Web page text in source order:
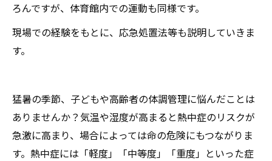
ろんですが、体育館内での運動も同様です。
現場での経験をもとに、応急処置法等も説明していきま
す。
猛暑の季節、子どもや高齢者の体調管理に悩んだことは
ありませんか？気温や湿度が高まると熱中症のリスクが
急激に高まり、場合によっては命の危険にもつながりま
す。熱中症には「軽度」「中等度」「重度」といった症